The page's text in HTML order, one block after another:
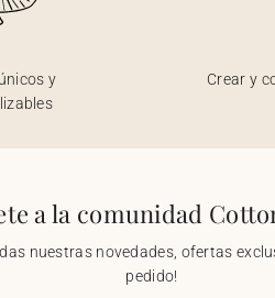
y
Crear y
a la comunidad
nuestras novedades, ofertas
pedido!